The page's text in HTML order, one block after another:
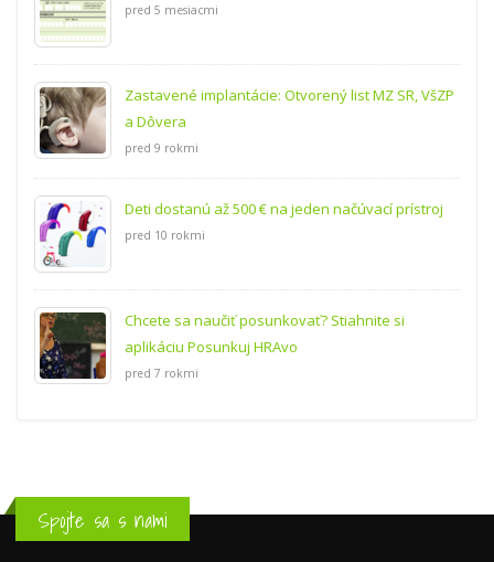
pred 5 mesiacmi
Zastavené implantácie: Otvorený list MZ SR, VšZP
a Dôvera
pred 9 rokmi
Deti dostanú až 500 € na jeden načúvací prístroj
pred 10 rokmi
Chcete sa naučiť posunkovať? Stiahnite si
aplikáciu Posunkuj HRAvo
pred 7 rokmi
Spojte sa s nami